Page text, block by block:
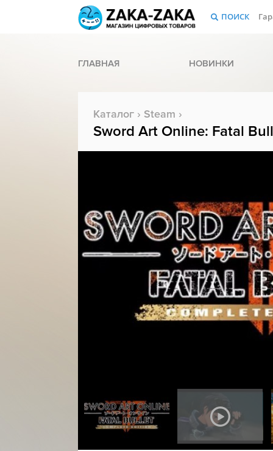
ПОИСК
ГЛАВНАЯ НОВИНКИ
Каталог › Steam ›
Sword Art Online: Fatal